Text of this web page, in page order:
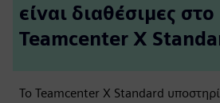
είναι διαθέσιμες στο
Teamcenter X
Το Teamcenter X Standard